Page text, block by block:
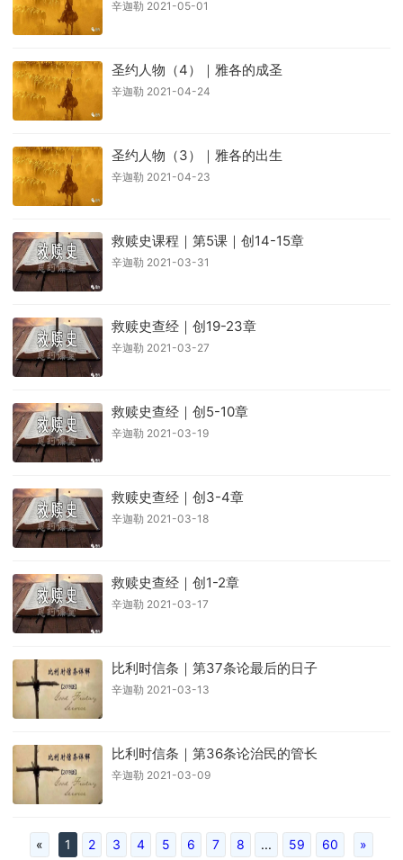
辛迦勒 2021-05-01
圣约人物（4）｜雅各的成圣
辛迦勒 2021-04-24
圣约人物（3）｜雅各的出生
辛迦勒 2021-04-23
救赎史课程｜第5课｜创14-15章
辛迦勒 2021-03-31
救赎史查经｜创19-23章
辛迦勒 2021-03-27
救赎史查经｜创5-10章
辛迦勒 2021-03-19
救赎史查经｜创3-4章
辛迦勒 2021-03-18
救赎史查经｜创1-2章
辛迦勒 2021-03-17
比利时信条｜第37条论最后的日子
辛迦勒 2021-03-13
比利时信条｜第36条论治民的管长
辛迦勒 2021-03-09
« 1 2 3 4 5 6 7 8 ... 59 60 »